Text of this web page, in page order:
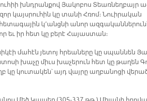
խնդրան­քով Յա­կո­բոս Տեառ­նեղ­բայր
կայս­րու­հին կը տա­նի Հռոմ։ Նուի­րա­կան
կ՚անց­նի ա­նոր
եւ իր հետ կը բե­րէ Հա­յաս­տան։
մա­հէն յե­տոյ հրեա­նե­րը կը սպան­նեն
խա­չը միւս խա­չե­րուն հետ կը թա­ղեն
կը կու­տա­կեն՝ այդ վայ­րը աղ­բա­նո­ցի